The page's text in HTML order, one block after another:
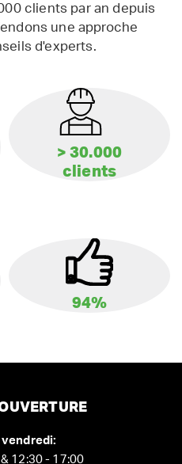
clients par an depuis
une approche
d'experts.
> 30.000
clients
94%
vendredi:
12:30 - 17:00